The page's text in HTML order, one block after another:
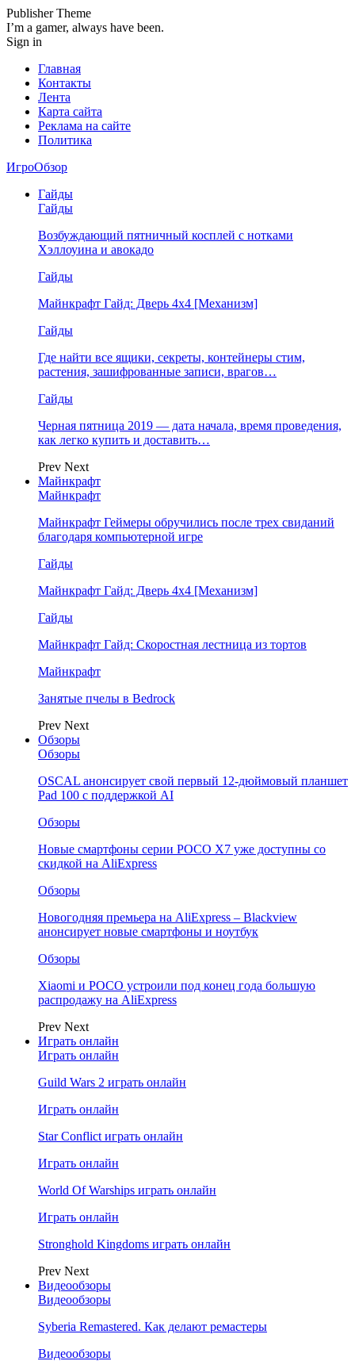
Publisher Theme
I’m a gamer, always have been.
Sign in
Главная
Контакты
Лента
Карта сайта
Реклама на сайте
Политика
ИгроОбзор
Гайды
Гайды
Возбуждающий пятничный косплей с нотками
Хэллоуина и авокадо
Гайды
Майнкрафт Гайд: Дверь 4х4 [Механизм]
Гайды
Где найти все ящики, секреты, контейнеры стим,
растения, зашифрованные записи, врагов…
Гайды
Черная пятница 2019 — дата начала, время проведения,
как легко купить и доставить…
Prev Next
Майнкрафт
Майнкрафт
Майнкрафт Геймеры обручились после трех свиданий
благодаря компьютерной игре
Гайды
Майнкрафт Гайд: Дверь 4х4 [Механизм]
Гайды
Майнкрафт Гайд: Скоростная лестница из тортов
Майнкрафт
Занятые пчелы в Bedrock
Prev Next
Обзоры
Обзоры
OSCAL анонсирует свой первый 12-дюймовый планшет
Pad 100 с поддержкой AI
Обзоры
Новые смартфоны серии POCO X7 уже доступны со
скидкой на AliExpress
Обзоры
Новогодняя премьера на AliExpress – Blackview
анонсирует новые смартфоны и ноутбук
Обзоры
Xiaomi и POCO устроили под конец года большую
распродажу на AliExpress
Prev Next
Играть онлайн
Играть онлайн
Guild Wars 2 играть онлайн
Играть онлайн
Star Conflict играть онлайн
Играть онлайн
World Of Warships играть онлайн
Играть онлайн
Stronghold Kingdoms играть онлайн
Prev Next
Видеообзоры
Видеообзоры
Syberia Remastered. Как делают ремастеры
Видеообзоры